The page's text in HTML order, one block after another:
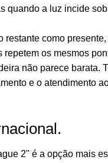
quando a luz incide
como
os mesmos
não parece barata.
e o atendimento
2" é a opção mais